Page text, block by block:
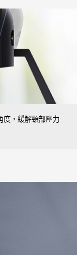
度，緩解頸部壓力